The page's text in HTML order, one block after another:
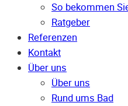
So bekommen
Ratgeber
Referenzen
Kontakt
Über uns
Über uns
Rund ums Bad